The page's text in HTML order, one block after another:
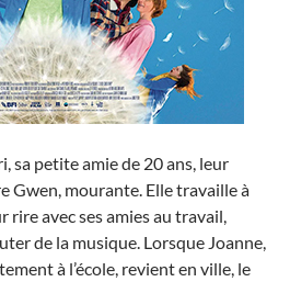
sa petite amie de 20 ans, leur
Gwen, mourante. Elle travaille à
rire avec ses amies au travail,
de la musique. Lorsque Joanne,
à l’école, revient en ville, le